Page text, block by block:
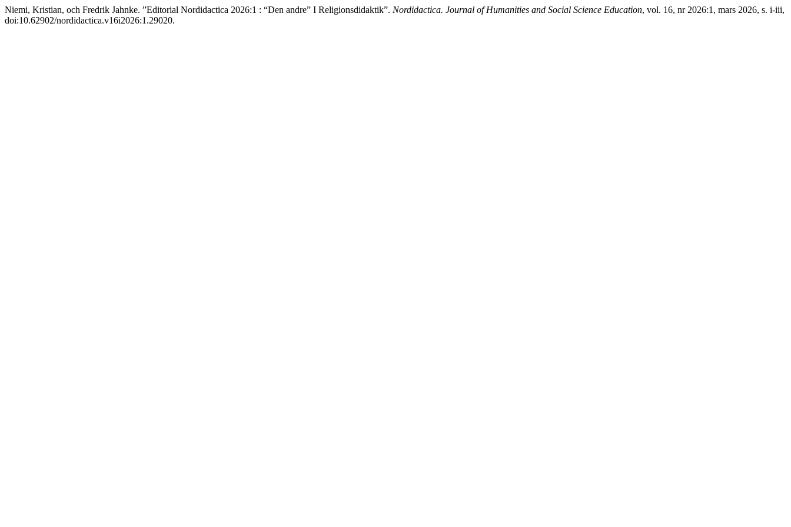
Niemi, Kristian, och Fredrik Jahnke. ”Editorial Nordidactica 2026:1 : “Den andre” I Religionsdidaktik”. Nordidactica. Journal of Humanities and Social Science Education, vol. 16, nr 2026:1, mars 2026, s. i-iii,
doi:10.62902/nordidactica.v16i2026:1.29020.